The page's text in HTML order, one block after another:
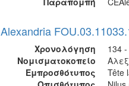
Alexandria
Χρονολόγηση
134
Νομισματοκοπείο
Εμπροσθότυπος
Tête